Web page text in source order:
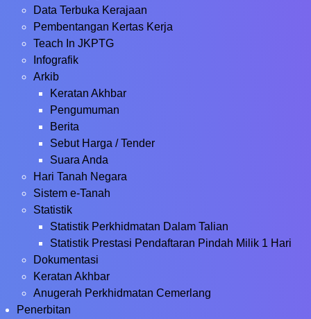
Data Terbuka Kerajaan
Pembentangan Kertas Kerja
Teach In JKPTG
Infografik
Arkib
Keratan Akhbar
Pengumuman
Berita
Sebut Harga / Tender
Suara Anda
Hari Tanah Negara
Sistem e-Tanah
Statistik
Statistik Perkhidmatan Dalam Talian
Statistik Prestasi Pendaftaran Pindah Milik 1 Hari
Dokumentasi
Keratan Akhbar
Anugerah Perkhidmatan Cemerlang
Penerbitan